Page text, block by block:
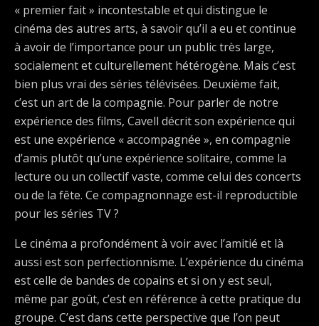
« premier fait » incontestable et qui distingue le
cinéma des autres arts, à savoir qu’il a eu et continue
à avoir de l’importance pour un public très large,
socialement et culturellement hétérogène. Mais c’est
bien plus vrai des séries télévisées. Deuxième fait,
c’est un art de la compagnie. Pour parler de notre
expérience des films, Cavell décrit son expérience qui
est une expérience « accompagnée », en compagnie
d’amis plutôt qu’une expérience solitaire, comme la
lecture ou un collectif vaste, comme celui des concerts
ou de la fête. Ce compagnonnage est-il reproductible
pour les séries TV ?
Le cinéma a profondément à voir avec l’amitié et là
aussi est son perfectionnisme. L’expérience du cinéma
est celle de bandes de copains et si on y est seul,
même par goût, c’est en référence à cette pratique du
groupe. C’est dans cette perspective que l’on peut